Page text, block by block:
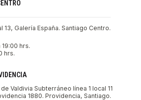
Galería España. Santiago Centro.
19:00 hrs.
hrs.
Valdivia Subterráneo línea 1 local 11
1880. Providencia, Santiago.